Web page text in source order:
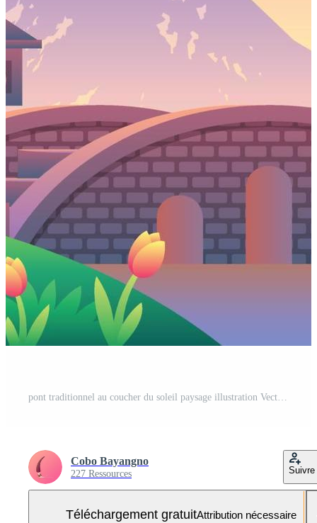
Cobo Bayangno
227 Ressources Suivre
Téléchargement gratuitAttribution nécessaire